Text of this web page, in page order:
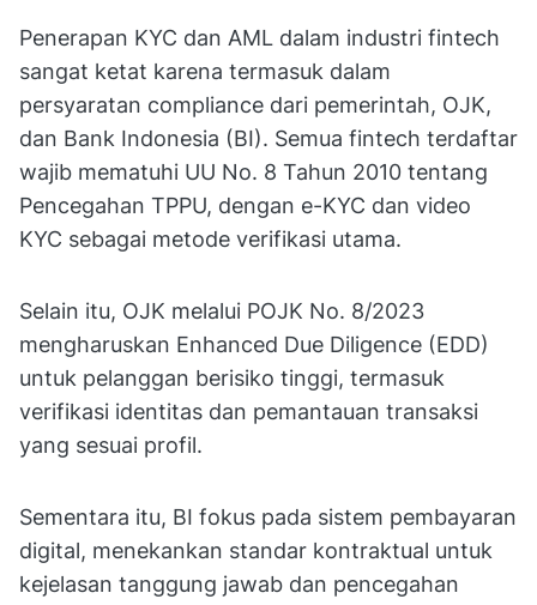
Penerapan KYC dan AML dalam industri fintech
sangat ketat karena termasuk dalam
persyaratan compliance dari pemerintah, OJK,
dan Bank Indonesia (BI). Semua fintech terdaftar
wajib mematuhi UU No. 8 Tahun 2010 tentang
Pencegahan TPPU, dengan e-KYC dan video
KYC sebagai metode verifikasi utama.
Selain itu, OJK melalui POJK No. 8/2023
mengharuskan Enhanced Due Diligence (EDD)
untuk pelanggan berisiko tinggi, termasuk
verifikasi identitas dan pemantauan transaksi
yang sesuai profil.
Sementara itu, BI fokus pada sistem pembayaran
digital, menekankan standar kontraktual untuk
kejelasan tanggung jawab dan pencegahan